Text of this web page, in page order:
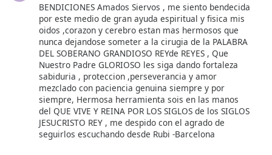
BENDICIONES Amados Siervos , me siento bendecida
por este medio de gran ayuda espiritual y fisica mis
oidos ,corazon y cerebro estan mas hermosos que
nunca dejandose someter a la cirugia de la PALABRA
DEL SOBERANO GRANDIOSO REYde REYES , Que
Nuestro Padre GLORIOSO les siga dando fortaleza
sabiduria , proteccion ,perseverancia y amor
mezclado con paciencia genuina siempre y por
siempre, Hermosa herramienta sois en las manos
del QUE VIVE Y REINA POR LOS SIGLOS de los SIGLOS
JESUCRISTO REY , me despido con el agrado de
seguirlos escuchando desde Rubi -Barcelona